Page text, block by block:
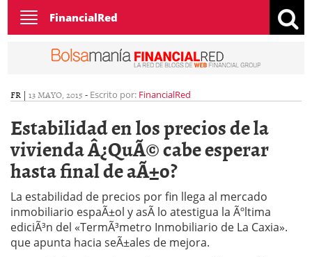
Toggle
navigation
FinancialRed
FR | 13 MAYO, 2015 - Escrito por: FinancialRed
Estabilidad en los precios de la
vivienda Â¿QuÃ© cabe esperar
hasta final de aÃ±o?
La estabilidad de precios por fin llega al mercado
inmobiliario espaÃ±ol y asÃ­ lo atestigua la Ãºltima
ediciÃ³n del «TermÃ³metro Inmobiliario de La Caxia».
que apunta hacia seÃ±ales de mejora.